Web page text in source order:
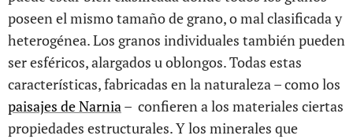
poseen el mismo tamaño de grano, o mal clasificada y
heterogénea. Los granos individuales también pueden
ser esféricos, alargados u oblongos. Todas estas
características, fabricadas en la naturaleza – como los
paisajes de Narnia – confieren a los materiales ciertas
propiedades estructurales. Y los minerales que